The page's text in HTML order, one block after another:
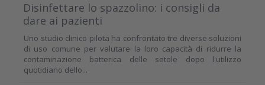
Disinfettare lo spazzolino: i consigli da
dare ai pazienti
Uno studio clinico pilota ha confrontato tre diverse soluzioni
di uso comune per valutare la loro capacità di ridurre la
contaminazione batterica delle setole dopo l'utilizzo
quotidiano dello...